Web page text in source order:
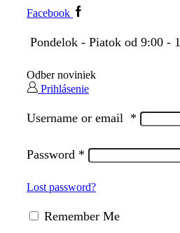
Facebook
Pondelok - Piatok od 9:00 -
Odber noviniek
Prihlásenie
Username or email *
Password *
Lost password?
Remember Me